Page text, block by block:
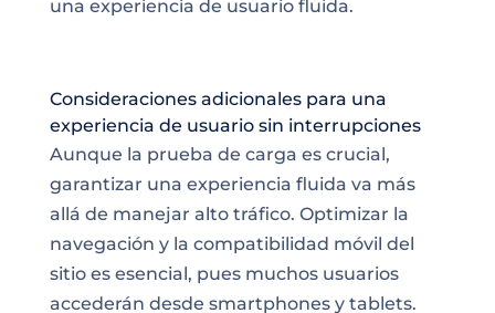
una experiencia de usuario fluida.
Consideraciones adicionales para una
experiencia de usuario sin interrupciones
Aunque la prueba de carga es crucial,
garantizar una experiencia fluida va más
allá de manejar alto tráfico. Optimizar la
navegación y la compatibilidad móvil del
sitio es esencial, pues muchos usuarios
accederán desde smartphones y tablets.